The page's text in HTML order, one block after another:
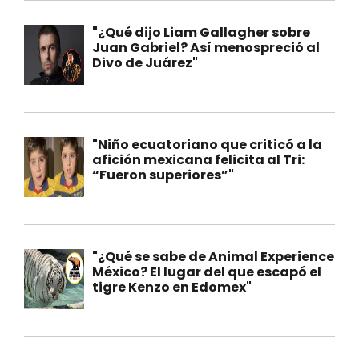
"¿Qué dijo Liam Gallagher sobre
Juan Gabriel? Así menospreció al
Divo de Juárez"
"Niño ecuatoriano que criticó a la
afición mexicana felicita al Tri:
“Fueron superiores”"
"¿Qué se sabe de Animal Experience
México? El lugar del que escapó el
tigre Kenzo en Edomex"